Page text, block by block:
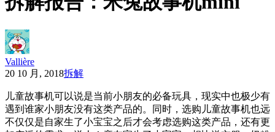
Vallière
20 10 月, 2018拆解
儿童故事机可以说是当前小朋友的必备玩具，现实中也极少有
遇到谁家小朋友没有这类产品的。同时，选购儿童故事机也远
不仅仅是自家生了小宝宝之后才会考虑选购这类产品，还有更